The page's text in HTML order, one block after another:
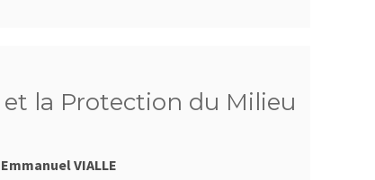
la Protection du Milieu
Emmanuel VIALLE